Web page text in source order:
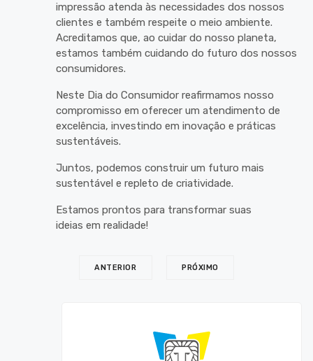
impressão atenda às necessidades dos nossos
clientes e também respeite o meio ambiente.
Acreditamos que, ao cuidar do nosso planeta,
estamos também cuidando do futuro dos nossos
consumidores.
Neste Dia do Consumidor reafirmamos nosso
compromisso em oferecer um atendimento de
excelência, investindo em inovação e práticas
sustentáveis.
Juntos, podemos construir um futuro mais
sustentável e repleto de criatividade.
Estamos prontos para transformar suas
ideias em realidade!
ANTERIOR PRÓXIMO